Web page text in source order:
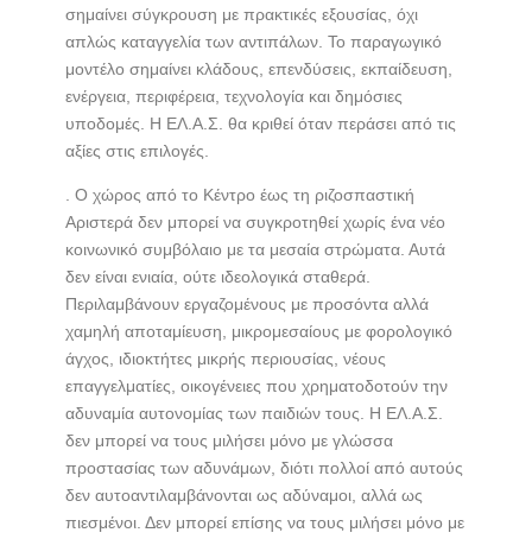
σημαίνει σύγκρουση με πρακτικές εξουσίας, όχι
απλώς καταγγελία των αντιπάλων. Το παραγωγικό
μοντέλο σημαίνει κλάδους, επενδύσεις, εκπαίδευση,
ενέργεια, περιφέρεια, τεχνολογία και δημόσιες
υποδομές. Η ΕΛ.Α.Σ. θα κριθεί όταν περάσει από τις
αξίες στις επιλογές.
. Ο χώρος από το Κέντρο έως τη ριζοσπαστική
Αριστερά δεν μπορεί να συγκροτηθεί χωρίς ένα νέο
κοινωνικό συμβόλαιο με τα μεσαία στρώματα. Αυτά
δεν είναι ενιαία, ούτε ιδεολογικά σταθερά.
Περιλαμβάνουν εργαζομένους με προσόντα αλλά
χαμηλή αποταμίευση, μικρομεσαίους με φορολογικό
άγχος, ιδιοκτήτες μικρής περιουσίας, νέους
επαγγελματίες, οικογένειες που χρηματοδοτούν την
αδυναμία αυτονομίας των παιδιών τους. Η ΕΛ.Α.Σ.
δεν μπορεί να τους μιλήσει μόνο με γλώσσα
προστασίας των αδυνάμων, διότι πολλοί από αυτούς
δεν αυτοαντιλαμβάνονται ως αδύναμοι, αλλά ως
πιεσμένοι. Δεν μπορεί επίσης να τους μιλήσει μόνο με